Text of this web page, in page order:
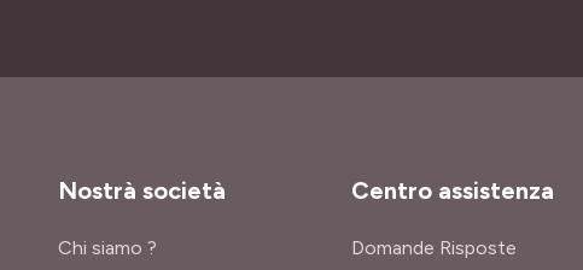
Nostrà società
Chi siamo ?
Centro assistenza
Domande Risposte